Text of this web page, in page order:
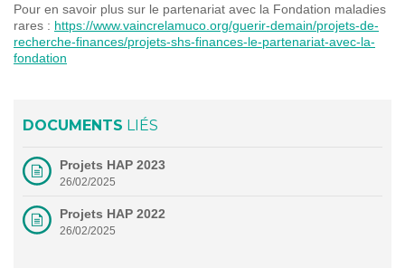
Pour en savoir plus sur le partenariat avec la Fondation maladies
rares : https://www.vaincrelamuco.org/guerir-demain/projets-de-
recherche-finances/projets-shs-finances-le-partenariat-avec-la-
fondation
DOCUMENTS LIÉS
Projets HAP 2023
26/02/2025
Projets HAP 2022
26/02/2025